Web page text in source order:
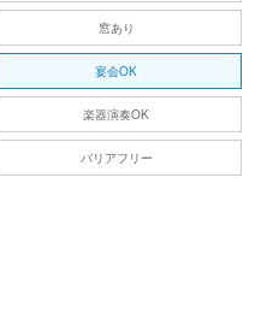
窓あり
宴会OK
楽器演奏OK
バリアフリー